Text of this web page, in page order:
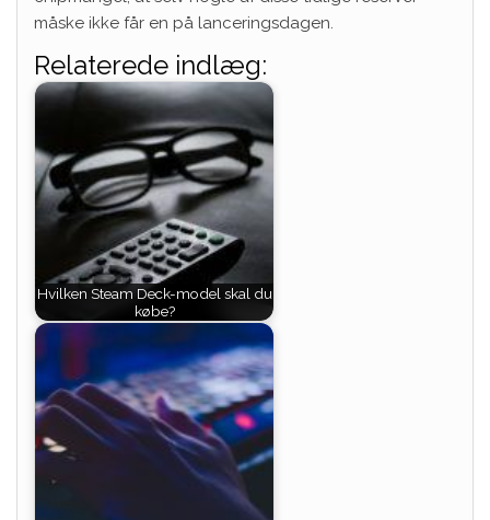
måske ikke får en på lanceringsdagen.
Relaterede indlæg:
Hvilken Steam Deck-model skal du
købe?